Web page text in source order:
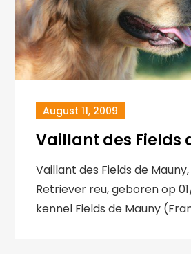
August 11, 2009
Vaillant des Fields
Vaillant des Fields de
Retriever reu, geboren op
kennel Fields de Mauny